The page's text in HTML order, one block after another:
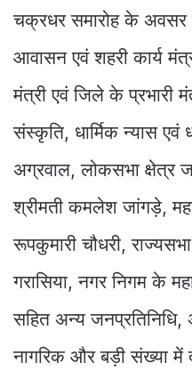
चक्रधर समारोह के अवसर
आवासन एवं शहरी कार्य
मंत्री एवं जिले के प्रभारी
संस्कृति, धार्मिक न्यास एवं
अग्रवाल, लोकसभा क्षेत्र
श्रीमती कमलेश जांगड़े,
रूपकुमारी चौधरी,
गरासिया, नगर निगम के
सहित अन्य जनप्रतिनिधि,
नागरिक और बड़ी संख्या में